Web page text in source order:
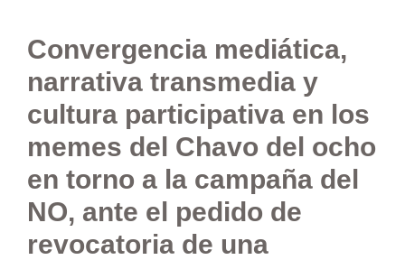
Convergencia mediática,
narrativa transmedia y
cultura participativa en los
memes del Chavo del ocho
en torno a la campaña del
NO, ante el pedido de
revocatoria de una